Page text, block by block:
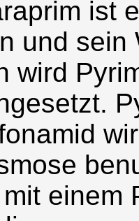
ist
und
wird
einem